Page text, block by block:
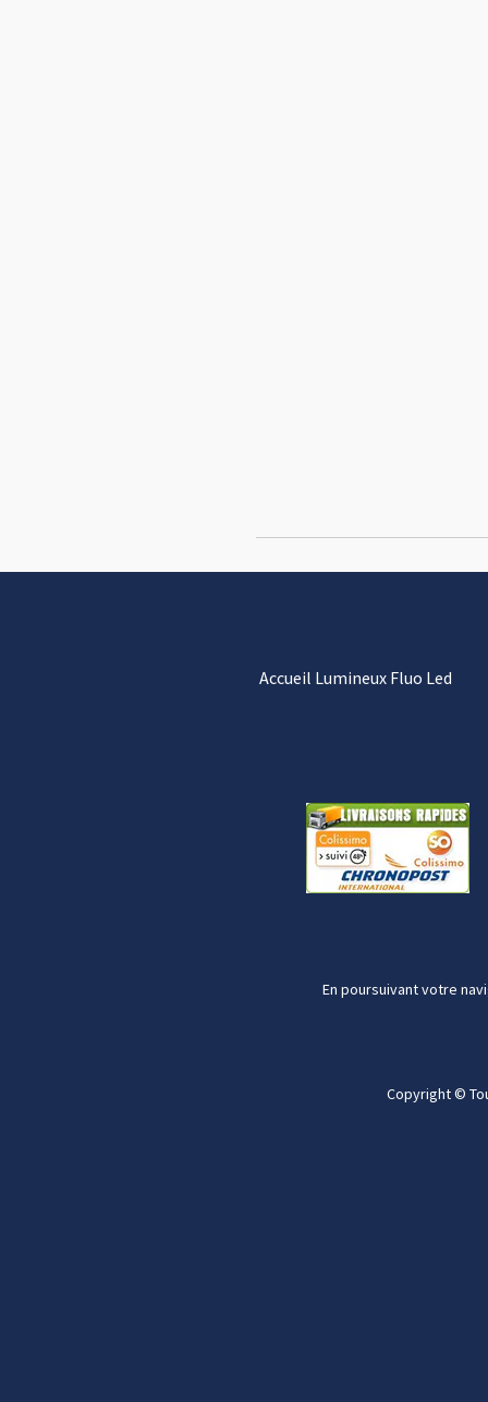
Accueil Lumineux Fluo Led
En poursuivant votre
Copyright ©